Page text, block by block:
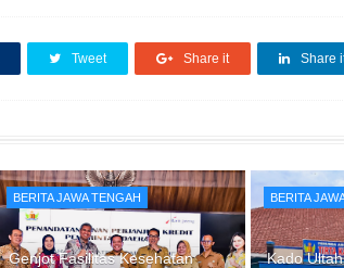
Tweet Share it Share
BERITA JAWA TENGAH
Genjot Fasilitas Kesehatan
BERITA
Kado